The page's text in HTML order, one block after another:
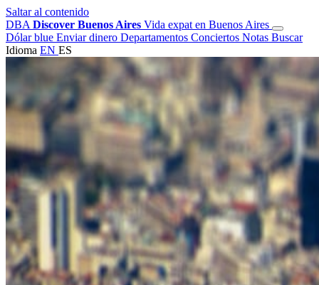
Saltar al contenido
DBA Discover Buenos Aires Vida expat en Buenos Aires
Dólar blue Enviar dinero Departamentos Conciertos Notas Buscar
Idioma EN ES